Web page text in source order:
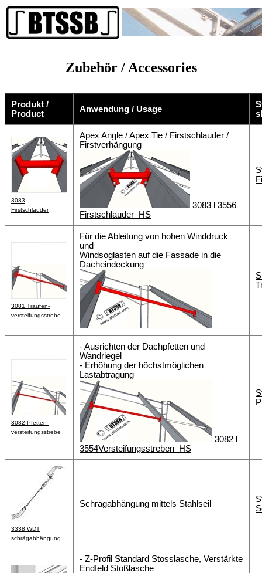
Zubehör / Accessories
Produkt /
Product
Anwendung / Usage
3083
Firstschlauder
Apex Angle / Apex Tie / Firstschlauder /
Firstverhängung
3083
3556
Firstschlauder_HS
3081 Traufen-
versteifungsstrebe
Für die Ableitung von hohen Winddruck
und
Windsoglasten auf die Fassade in die
Dacheindeckung
3082 Pfetten-
versteifungsstrebe
- Ausrichten der Dachpfetten und
Wandriegel
- Erhöhung der höchstmöglichen
Lastabtragung
3082
3554Versteifungsstreben_HS
3338 WDT
schrägabhängung
Schrägabhängung mittels Stahlseil
- Z-Profil Standard Stosslasche, Verstärkte
Endfeld Stoßlasche